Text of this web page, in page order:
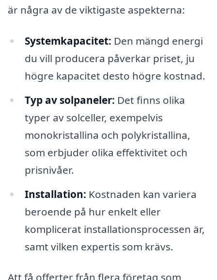
är några av de viktigaste aspekterna:
Systemkapacitet: Den mängd energi
du vill producera påverkar priset, ju
högre kapacitet desto högre kostnad.
Typ av solpaneler: Det finns olika
typer av solceller, exempelvis
monokristallina och polykristallina,
som erbjuder olika effektivitet och
prisnivåer.
Installation: Kostnaden kan variera
beroende på hur enkelt eller
komplicerat installationsprocessen är,
samt vilken expertis som krävs.
Att få offerter från flera företag som